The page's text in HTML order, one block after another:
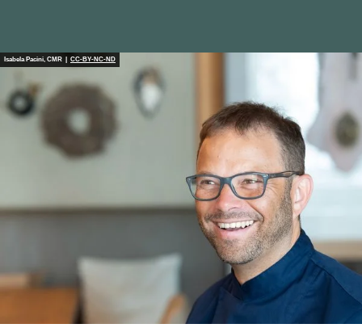
Isabela Pacini, CMR | CC-BY-NC-ND